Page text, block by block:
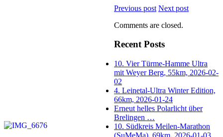
Previous post Next post
Comments are closed.
Recent Posts
10. Vier Türme-Hamme Ultra
mit Weyer Berg, 55km, 2026-02-
02
4. Leinetal-Ultra Winter Edition,
66km, 2026-01-24
Erneut helles Polarlicht über
Brelingen …
10. Südkreis Meilen-Marathon
(SuMeMa), 69km, 2026-01-03